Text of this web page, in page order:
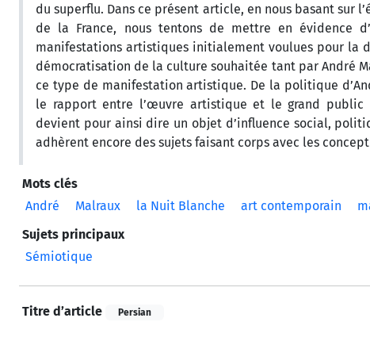
du superflu. Dans ce présent article, en nous basant
de la France, nous tentons de mettre en évidence
manifestations artistiques initialement voulues pour la
démocratisation de la culture souhaitée tant par André
ce type de manifestation artistique. De la politique
le rapport entre l’œuvre artistique et le grand public
devient pour ainsi dire un objet d’influence social,
adhèrent encore des sujets faisant corps avec les
Mots clés
André
Malraux la Nuit Blanche art contemporain
Sujets principaux
Sémiotique
Titre d’article Persian